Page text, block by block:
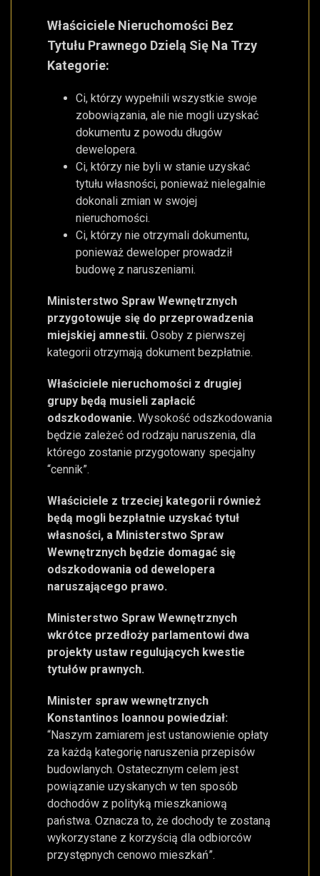
Właściciele Nieruchomości Bez
Tytułu Prawnego Dzielą Się Na Trzy
Kategorie:
Ci, którzy wypełnili wszystkie swoje
zobowiązania, ale nie mogli uzyskać
dokumentu z powodu długów
dewelopera.
Ci, którzy nie byli w stanie uzyskać
tytułu własności, ponieważ nielegalnie
dokonali zmian w swojej
nieruchomości.
Ci, którzy nie otrzymali dokumentu,
ponieważ deweloper prowadził
budowę z naruszeniami.
Ministerstwo Spraw Wewnętrznych
przygotowuje się do przeprowadzenia
miejskiej amnestii. Osoby z pierwszej
kategorii otrzymają dokument bezpłatnie.
Właściciele nieruchomości z drugiej
grupy będą musieli zapłacić
odszkodowanie. Wysokość odszkodowania
będzie zależeć od rodzaju naruszenia, dla
którego zostanie przygotowany specjalny
“cennik”.
Właściciele z trzeciej kategorii również
będą mogli bezpłatnie uzyskać tytuł
własności, a Ministerstwo Spraw
Wewnętrznych będzie domagać się
odszkodowania od dewelopera
naruszającego prawo.
Ministerstwo Spraw Wewnętrznych
wkrótce przedłoży parlamentowi dwa
projekty ustaw regulujących kwestie
tytułów prawnych.
Minister spraw wewnętrznych
Konstantinos Ioannou powiedział:
“Naszym zamiarem jest ustanowienie opłaty
za każdą kategorię naruszenia przepisów
budowlanych. Ostatecznym celem jest
powiązanie uzyskanych w ten sposób
dochodów z polityką mieszkaniową
państwa. Oznacza to, że dochody te zostaną
wykorzystane z korzyścią dla odbiorców
przystępnych cenowo mieszkań”.